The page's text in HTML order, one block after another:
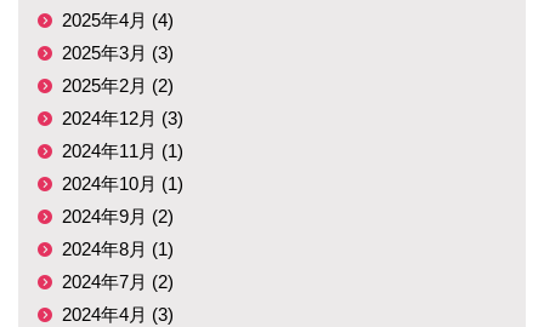
2025年4月 (4)
2025年3月 (3)
2025年2月 (2)
2024年12月 (3)
2024年11月 (1)
2024年10月 (1)
2024年9月 (2)
2024年8月 (1)
2024年7月 (2)
2024年4月 (3)